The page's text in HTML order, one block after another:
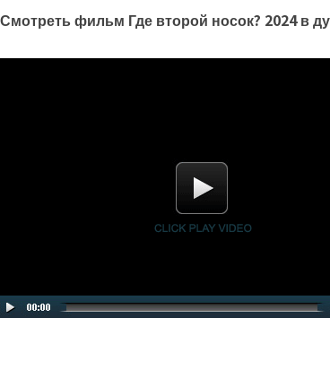
Смотреть фильм Где второй носок? 2024 в